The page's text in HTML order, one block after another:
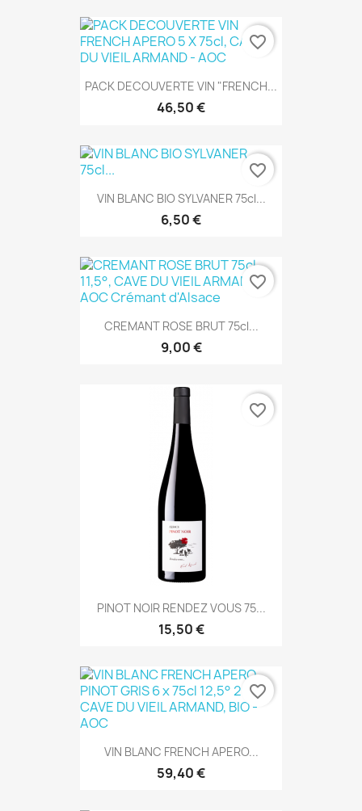
PACK DECOUVERTE VIN "FRENCH...
46,50 €
favorite_border
VIN BLANC BIO SYLVANER 75cl...
6,50 €
favorite_border
CREMANT ROSE BRUT 75cl...
9,00 €
favorite_border
PINOT NOIR RENDEZ VOUS 75...
15,50 €
favorite_border
VIN BLANC FRENCH APERO...
59,40 €
favorite_border